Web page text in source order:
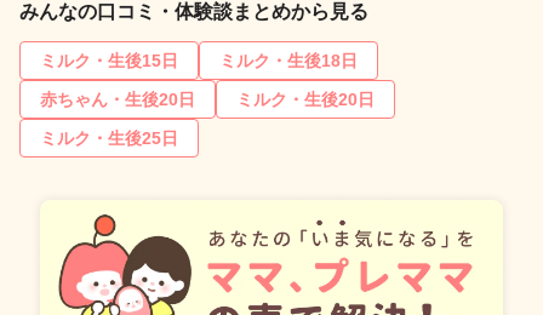
みんなの口コミ・体験談まとめから見る
ミルク・生後15日
ミルク・生後18日
赤ちゃん・生後20日
ミルク・生後20日
ミルク・生後25日